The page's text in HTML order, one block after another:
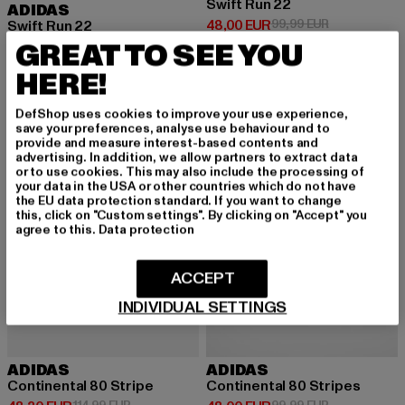
ADIDAS
Swift Run 22
48,00 EUR
Derzeitiger Preis: 48,00 EUR
99,99 EURAktionspreis: 99,99 EUR
Swift Run 22
48,00 EUR
Derzeitiger Preis: 48,00 EUR
99,99 EURAktionspreis:
-58%
ADIDAS
Continental 80 Stripe
-52%
ADIDAS
Continental 80 Stripes
GREAT TO SEE YOU
HERE!
DefShop uses cookies to improve your use experience,
save your preferences, analyse use behaviour and to
provide and measure interest-based contents and
advertising. In addition, we allow partners to extract data
or to use cookies. This may also include the processing of
your data in the USA or other countries which do not have
the EU data protection standard. If you want to change
this, click on "Custom settings". By clicking on "Accept" you
agree to this. Data protection
INDIVIDUAL SETTINGS
ACCEPT